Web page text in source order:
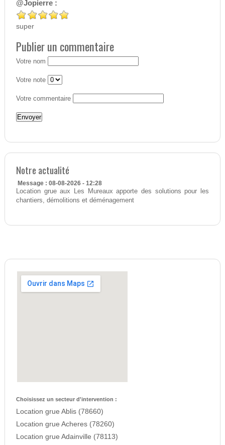
@Jopierre :
super
Publier un commentaire
Votre nom
Votre note
Votre commentaire
Notre actualité
Message : 08-08-2026 - 12:28
Location grue aux Les Mureaux apporte des solutions pour les
chantiers, démolitions et déménagement
Choisissez un secteur d'intervention :
Location grue Ablis (78660)
Location grue Acheres (78260)
Location grue Adainville (78113)